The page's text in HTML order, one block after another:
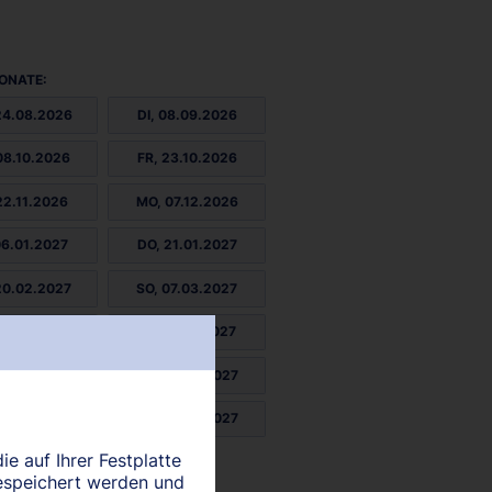
DI, 08.09.2026
FR, 23.10.2026
MO, 07.12.2026
DO, 21.01.2027
SO, 07.03.2027
MI, 21.04.2027
FR, 04.06.2027
MO, 19.07.2027
auf Ihrer Festplatte
werden und